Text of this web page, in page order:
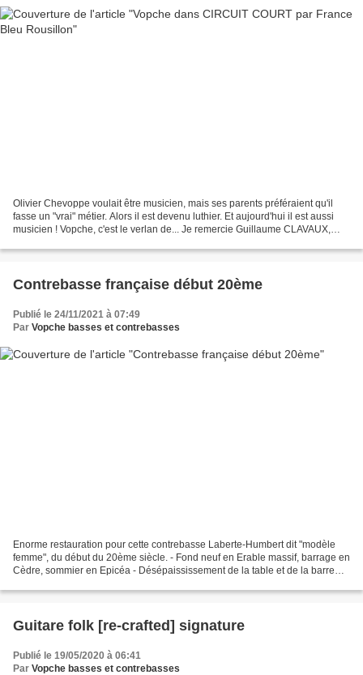
Olivier Chevoppe voulait être musicien, mais ses parents préféraient qu'il
fasse un "vrai" métier. Alors il est devenu luthier. Et aujourd'hui il est aussi
musicien ! Vopche, c'est le verlan de... Je remercie Guillaume CLAVAUX,
Contrebasse française début 20ème
Publié le 24/11/2021 à 07:49
Par Vopche basses et contrebasses
Enorme restauration pour cette contrebasse Laberte-Humbert dit "modèle
femme", du début du 20ème siècle. - Fond neuf en Erable massif, barrage en
Cèdre, sommier en Epicéa - Désépaississement de la table et de la barre
Guitare folk [re-crafted] signature
Publié le 19/05/2020 à 06:41
Par Vopche basses et contrebasses